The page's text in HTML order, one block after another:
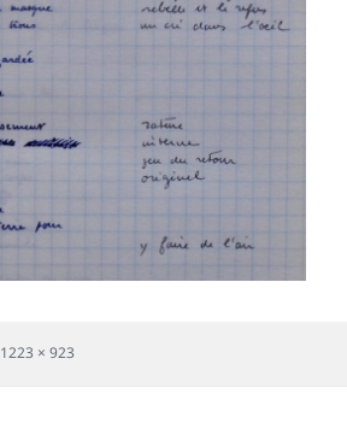
Taille
1223 × 923